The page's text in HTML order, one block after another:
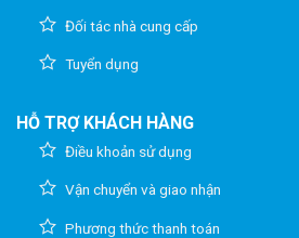
Đối tác nhà cung cấp
Tuyển dụng
HỖ TRỢ KHÁCH HÀNG
Điều khoản sử dụng
Vận chuyển và giao nhận
Phương thức thanh toán